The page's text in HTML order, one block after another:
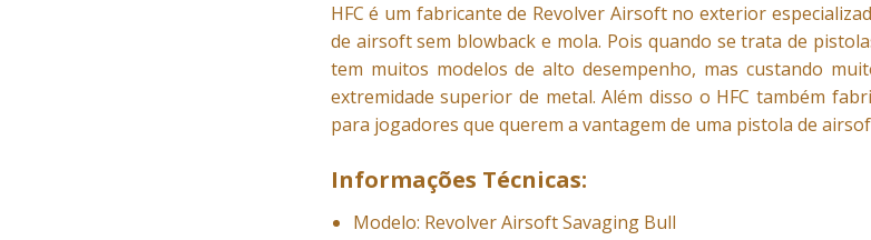
HFC é um fabricante de Revolver Airsoft no exterior
de airsoft sem blowback e mola. Pois quando se trata de
tem muitos modelos de alto desempenho, mas custando
extremidade superior de metal. Além disso o HFC também
para jogadores que querem a vantagem de uma pistola de
Informações Técnicas:
Modelo: Revolver Airsoft Savaging Bull